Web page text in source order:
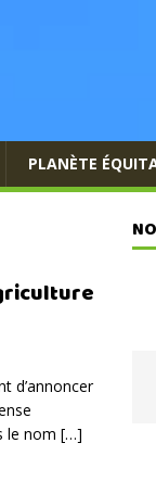
PLANÈTE
d’annoncer
le nom […]